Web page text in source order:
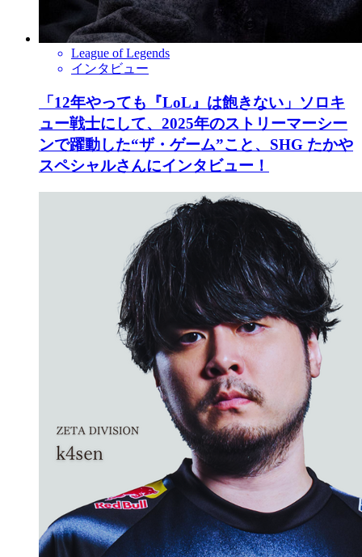
League of Legends
インタビュー
「12年やっても『LoL』は飽きない」ソロキ
ュー戦士にして、2025年のストリーマーシー
ンで躍動した“ザ・ゲーム”こと、SHG たかや
スペシャルさんにインタビュー！